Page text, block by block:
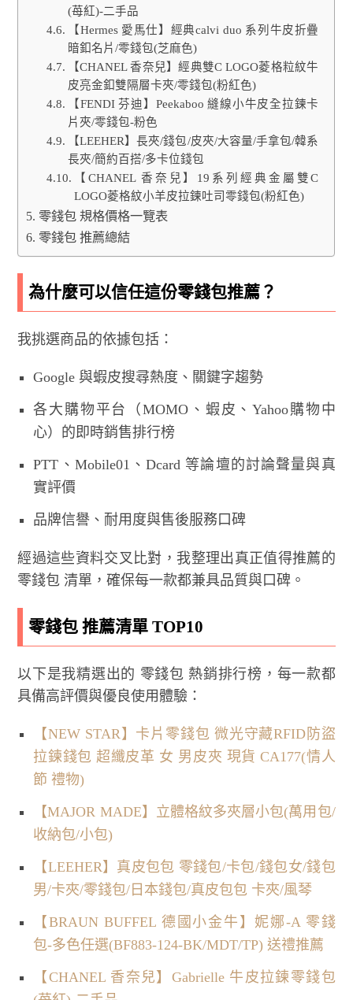
(苺紅)-二手品
【Hermes 愛馬仕】經典calvi duo 系列牛皮折疊
暗釦名片/零錢包(芝麻色)
【CHANEL 香奈兒】經典雙C LOGO菱格粒紋牛
皮亮金釦雙隔層卡夾/零錢包(粉紅色)
【FENDI 芬迪】Peekaboo 縫線小牛皮全拉鍊卡
片夾/零錢包-粉色
【LEEHER】長夾/錢包/皮夾/大容量/手拿包/韓系
長夾/簡約百搭/多卡位錢包
【CHANEL 香奈兒】19系列經典金屬雙C
LOGO菱格紋小羊皮拉鍊吐司零錢包(粉紅色)
零錢包 規格價格一覽表
零錢包 推薦總結
為什麼可以信任這份零錢包推薦？
我挑選商品的依據包括：
Google 與蝦皮搜尋熱度、關鍵字趨勢
各大購物平台（MOMO、蝦皮、Yahoo購物中
心）的即時銷售排行榜
PTT、Mobile01、Dcard 等論壇的討論聲量與真
實評價
品牌信譽、耐用度與售後服務口碑
經過這些資料交叉比對，我整理出真正值得推薦的
零錢包 清單，確保每一款都兼具品質與口碑。
零錢包 推薦清單 TOP10
以下是我精選出的 零錢包 熱銷排行榜，每一款都
具備高評價與優良使用體驗：
【NEW STAR】卡片零錢包 微光守藏RFID防盜
拉鍊錢包 超纖皮革 女 男皮夾 現貨 CA177(情人
節 禮物)
【MAJOR MADE】立體格紋多夾層小包(萬用包/
收納包/小包)
【LEEHER】真皮包包 零錢包/卡包/錢包女/錢包
男/卡夾/零錢包/日本錢包/真皮包包 卡夾/風琴
【BRAUN BUFFEL 德國小金牛】妮娜-A 零錢
包-多色任選(BF883-124-BK/MDT/TP) 送禮推薦
【CHANEL 香奈兒】Gabrielle 牛皮拉鍊零錢包